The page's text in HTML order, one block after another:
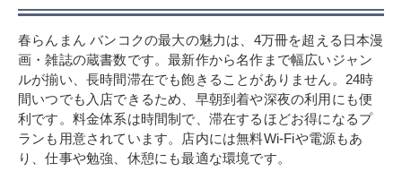
春らんまん バンコクの最大の魅力は、4万冊を超える日本漫
画・雑誌の蔵書数です。最新作から名作まで幅広いジャン
ルが揃い、長時間滞在でも飽きることがありません。24時
間いつでも入店できるため、早朝到着や深夜の利用にも便
利です。料金体系は時間制で、滞在するほどお得になるプ
ランも用意されています。店内には無料Wi-Fiや電源もあ
り、仕事や勉強、休憩にも最適な環境です。